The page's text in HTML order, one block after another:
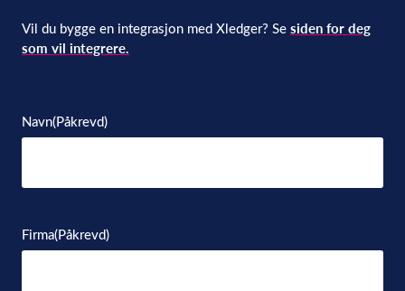
Vil du bygge en integrasjon med Xledger? Se siden for deg
som vil integrere.
Navn(Påkrevd)
Firma(Påkrevd)